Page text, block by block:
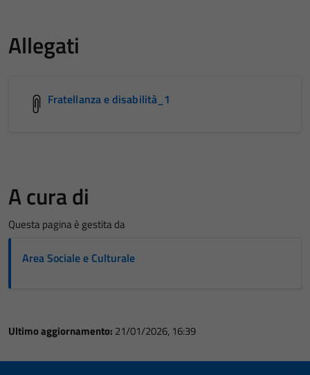
Allegati
Fratellanza e disabilità_1
A cura di
Questa pagina è gestita da
Area Sociale e Culturale
Ultimo aggiornamento: 21/01/2026, 16:39